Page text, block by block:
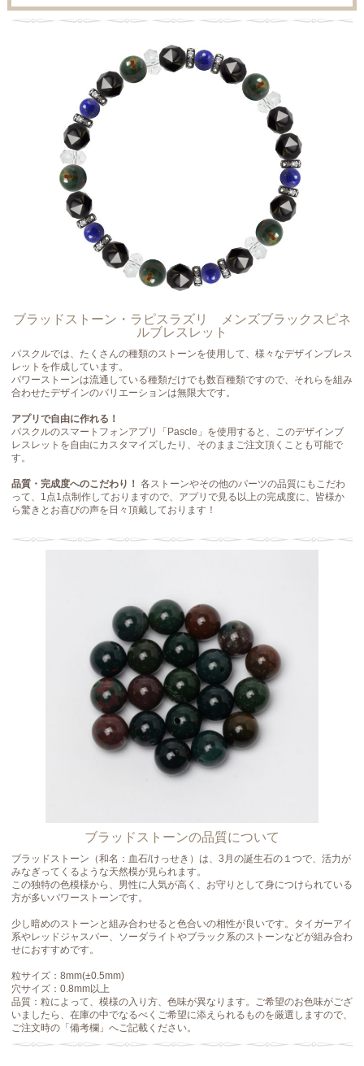
ブラッドストーン・ラピスラズリ メンズブラックスピネ
ルブレスレット
パスクルでは、たくさんの種類のストーンを使用して、様々なデザインブレス
レットを作成しています。
パワーストーンは流通している種類だけでも数百種類ですので、それらを組み
合わせたデザインのバリエーションは無限大です。
アプリで自由に作れる！
パスクルのスマートフォンアプリ「Pascle」を使用すると、このデザインブ
レスレットを自由にカスタマイズしたり、そのままご注文頂くことも可能で
す。
品質・完成度へのこだわり！ 各ストーンやその他のパーツの品質にもこだわ
って、1点1点制作しておりますので、アプリで見る以上の完成度に、皆様か
ら驚きとお喜びの声を日々頂戴しております！
ブラッドストーンの品質について
ブラッドストーン（和名：血石/けっせき）は、3月の誕生石の１つで、活力が
みなぎってくるような天然模が見られます。
この独特の色模様から、男性に人気が高く、お守りとして身につけられている
方が多いパワーストーンです。
少し暗めのストーンと組み合わせると色合いの相性が良いです。タイガーアイ
系やレッドジャスパー、ソーダライトやブラック系のストーンなどが組み合わ
せにおすすめです。
粒サイズ：8mm(±0.5mm)
穴サイズ：0.8mm以上
品質：粒によって、模様の入り方、色味が異なります。ご希望のお色味がござ
いましたら、在庫の中でなるべくご希望に添えられるものを厳選しますので、
ご注文時の「備考欄」へご記載ください。